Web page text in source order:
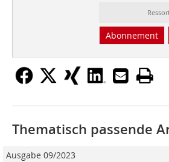
Abonnement
Thematisch passende
Ausgabe 09/2023